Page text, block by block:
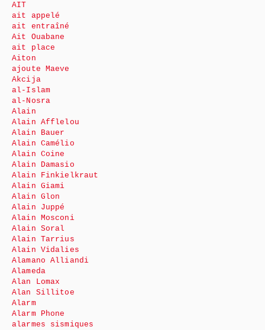
AIT
ait appelé
ait entraîné
Ait Ouabane
ait place
Aiton
ajoute Maeve
Akcija
al-Islam
al-Nosra
Alain
Alain Afflelou
Alain Bauer
Alain Camélio
Alain Coine
Alain Damasio
Alain Finkielkraut
Alain Giami
Alain Glon
Alain Juppé
Alain Mosconi
Alain Soral
Alain Tarrius
Alain Vidalies
Alamano Alliandi
Alameda
Alan Lomax
Alan Sillitoe
Alarm
Alarm Phone
alarmes sismiques